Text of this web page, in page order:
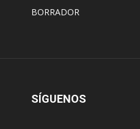
BORRADOR
SÍGUENOS